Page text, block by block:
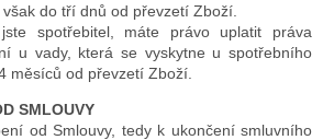
do tří dnů od převzetí Zboží.
spotřebitel, máte právo uplatit práva
u vady, která se vyskytne u spotřebního
měsíců od převzetí Zboží.
SMLOUVY
od Smlouvy, tedy k ukončení smluvního